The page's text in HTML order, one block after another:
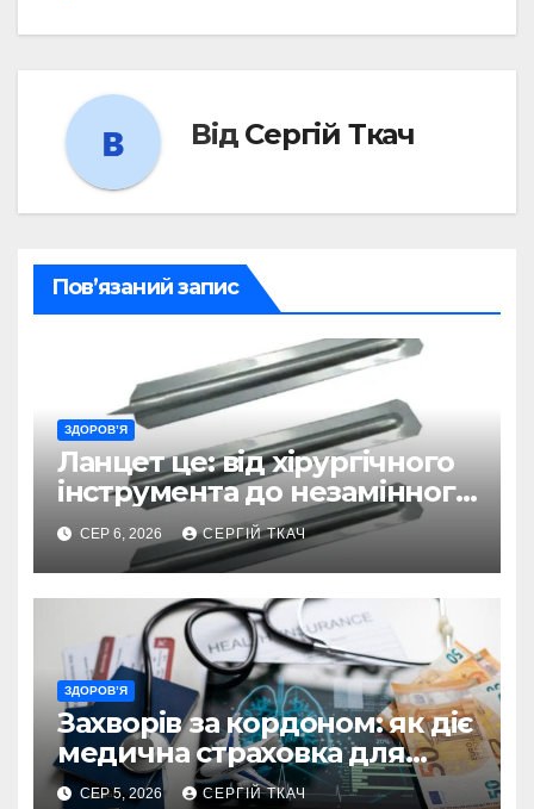
Від Сергій Ткач
Пов’язаний запис
ЗДОРОВ’Я
Ланцет це: від хірургічного
інструмента до незамінного
помічника в діагностиці
СЕР 6, 2026 СЕРГІЙ ТКАЧ
ЗДОРОВ’Я
Захворів за кордоном: як діє
медична страховка для
туристів
СЕР 5, 2026 СЕРГІЙ ТКАЧ